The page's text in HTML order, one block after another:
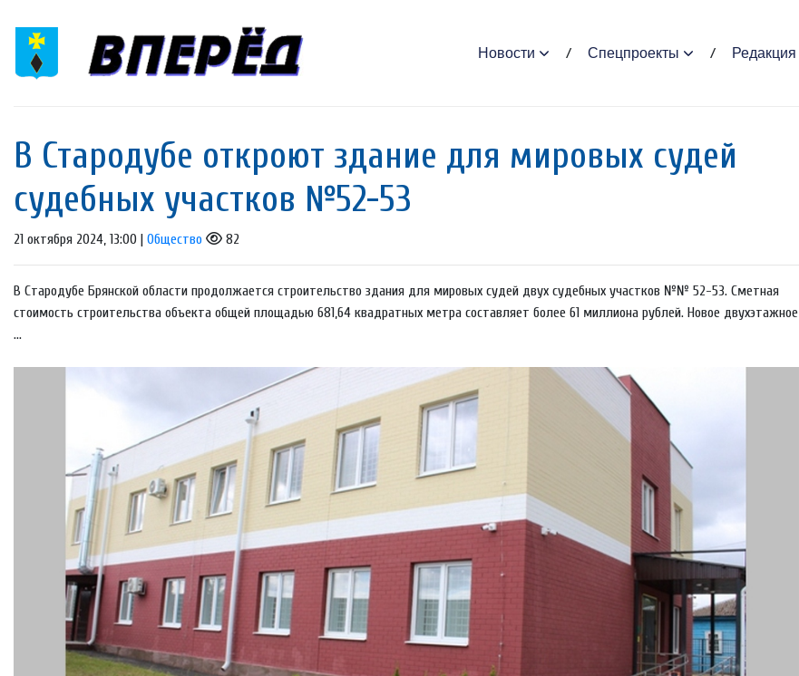
Новости Спецпроекты Редакция
В Стародубе откроют здание для мировых судей
судебных участков №52-53
21 октября 2024, 13:00 | Общество 82
В Стародубе Брянской области продолжается строительство здания для мировых судей двух судебных участков №№ 52-53. Сметная
стоимость строительства объекта общей площадью 681,64 квадратных метра составляет более 61 миллиона рублей. Новое двухэтажное
...